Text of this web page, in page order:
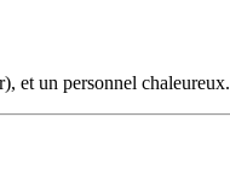
et un personnel chaleureux.